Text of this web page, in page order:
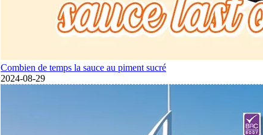
Combien de temps la sauce au piment sucré
2024-08-29